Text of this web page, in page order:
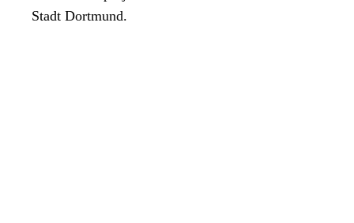
Stadt Dortmund.